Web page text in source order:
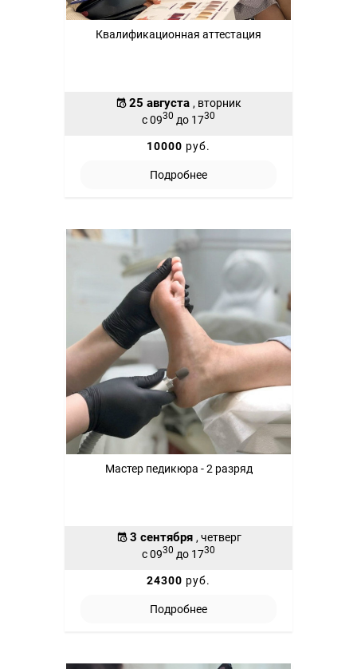
Квалификационная аттестация
25 августа , вторник
с 0930 до 1730
10000 руб.
Подробнее
Мастер педикюра - 2 разряд
3 сентября , четверг
с 0930 до 1730
24300 руб.
Подробнее